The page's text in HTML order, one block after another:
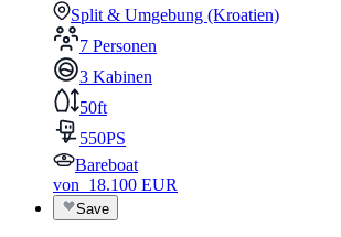
Split & Umgebung (Kroatien)
7 Personen
3 Kabinen
50ft
550PS
Bareboat
von 18.100 EUR
Save